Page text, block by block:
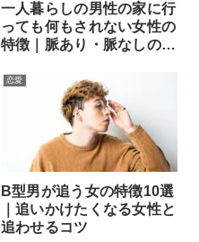
一人暮らしの男性の家に行
っても何もされない女性の
特徴｜脈あり・脈なしの見
恋愛
B型男が追う女の特徴10選
｜追いかけたくなる女性と
追わせるコツ